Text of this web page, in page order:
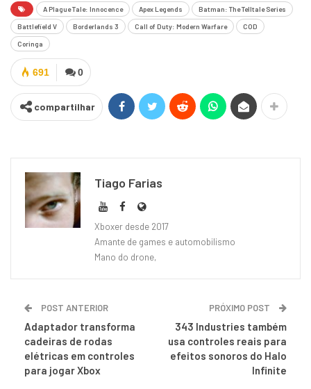
A Plague Tale: Innocence Apex Legends Batman: The Telltale Series
Battlefield V Borderlands 3 Call of Duty: Modern Warfare COD
Coringa
0
691
compartilhar
Tiago Farias
Xboxer desde 2017
Amante de games e automobilismo
Mano do drone,
POST ANTERIOR
Adaptador transforma
cadeiras de rodas
elétricas em controles
para jogar Xbox
PRÓXIMO POST
343 Industries também
usa controles reais para
efeitos sonoros do Halo
Infinite